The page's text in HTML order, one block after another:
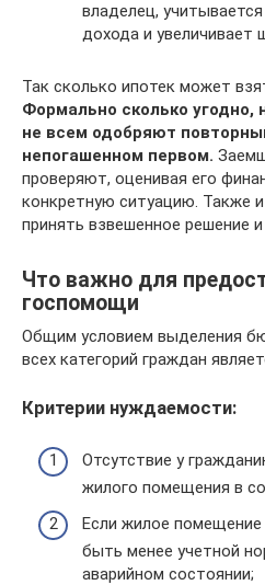
владелец,
дохода и увеличивает
Так сколько ипотек может
Формально сколько угодно,
не всем одобряют
непогашенном первом.
проверяют, оценивая его
конкретную ситуацию. Также
принять взвешенное решение
Что важно для
госпомощи
Общим условием выделения
всех категорий граждан
Критерии нуждаемости:
Отсутствие у
жилого помещения в
Если жилое
быть менее учетной
аварийном состоянии;